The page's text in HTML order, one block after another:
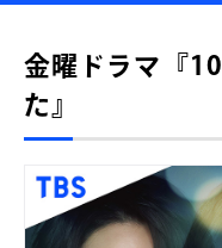
金曜ドラマ『
た』